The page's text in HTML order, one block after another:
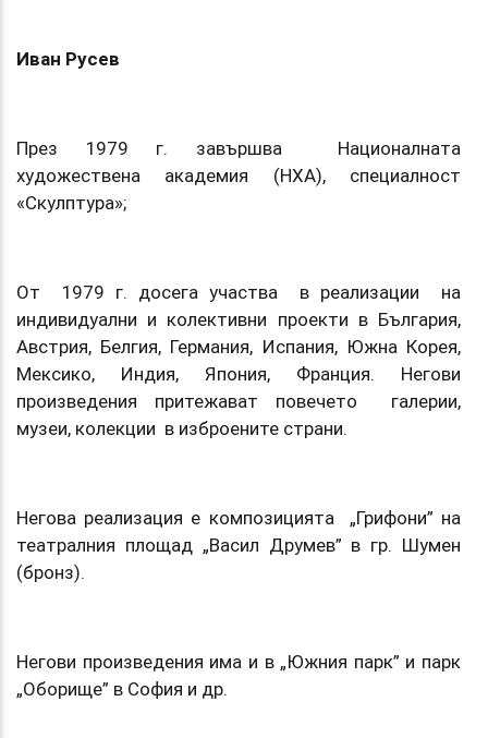
Иван Русев
През 1979 г. завършва Националната
художествена академия (НХА), специалност
«Скулптура»;
От 1979 г. досега участва в реализации на
индивидуални и колективни проекти в България,
Австрия, Белгия, Германия, Испания, Южна Корея,
Мексико, Индия, Япония, Франция. Негови
произведения притежават повечето галерии,
музеи, колекции в изброените страни.
Негова реализация е композицията „Грифони” на
театралния площад „Васил Друмев” в гр. Шумен
(бронз).
Негови произведения има и в „Южния парк” и парк
„Оборище” в София и др.